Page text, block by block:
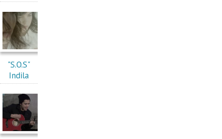
"S.O.S"
Indila